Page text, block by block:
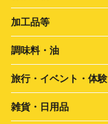
加工品等
調味料・油
旅行・イベント・体験
雑貨・日用品